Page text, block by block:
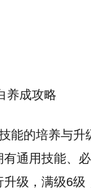
能的培养与升
通用技能、
级，满级6级